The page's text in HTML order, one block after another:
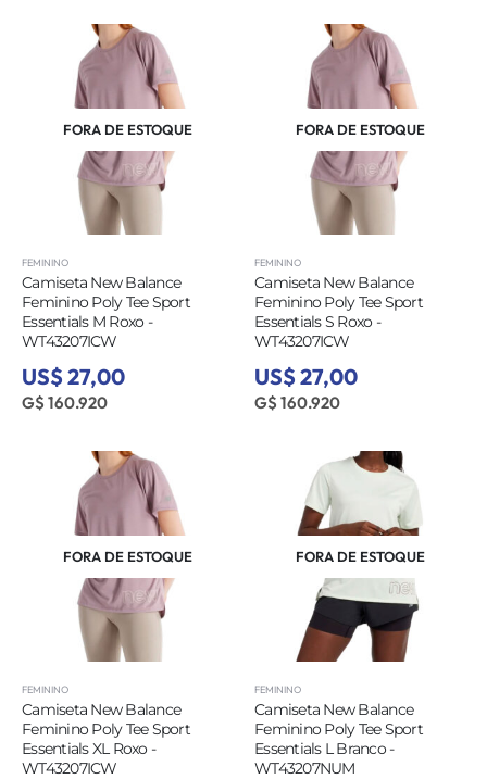
FORA DE ESTOQUE
FEMININO
Camiseta New Balance
Feminino Poly Tee Sport
Essentials M Roxo -
WT43207ICW
US$ 27,00
G$ 160.920
FORA DE ESTOQUE
FEMININO
Camiseta New Balance
Feminino Poly Tee Sport
Essentials S Roxo -
WT43207ICW
US$ 27,00
G$ 160.920
FORA DE ESTOQUE
FEMININO
Camiseta New Balance
Feminino Poly Tee Sport
Essentials XL Roxo -
WT43207ICW
FORA DE ESTOQUE
FEMININO
Camiseta New Balance
Feminino Poly Tee Sport
Essentials L Branco -
WT43207NUM